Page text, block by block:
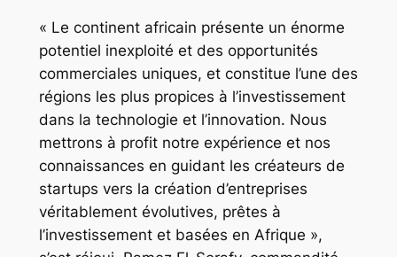
« Le continent africain présente un énorme
potentiel inexploité et des opportunités
commerciales uniques, et constitue l’une des
régions les plus propices à l’investissement
dans la technologie et l’innovation. Nous
mettrons à profit notre expérience et nos
connaissances en guidant les créateurs de
startups vers la création d’entreprises
véritablement évolutives, prêtes à
l’investissement et basées en Afrique »,